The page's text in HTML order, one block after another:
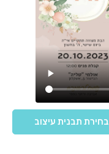
בחירת תבנית עיצוב